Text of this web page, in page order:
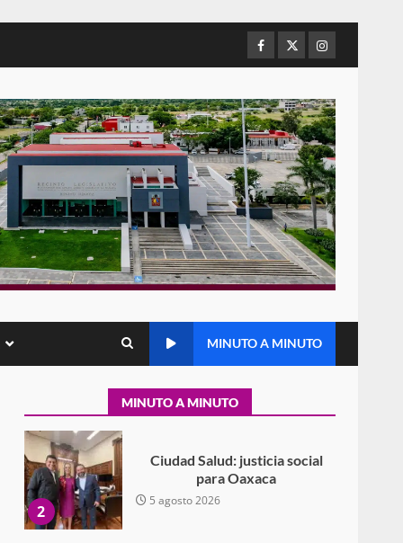
Facebook
TwitterInstagram
MINUTO A MINUTO
MINUTO A MINUTO
animal tras denuncia ciudadana
6
Detienen a Ernesto Ruffo en
Baja California; FGR lo investiga
por presuntos delitos de
delincuencia organizada y
contrabando
16 julio 2026
7
Sin paso carretera Oaxaca-
Cuacnopalan
26 junio 2026
Exhorta Poder Legislativo al
IEEPO y al Iocied a realizar una
instalaciones de la Escuela
Secundaria General Moisés
5 agosto 2026
2
Ciudad Salud: justicia social
para Oaxaca
5 agosto 2026